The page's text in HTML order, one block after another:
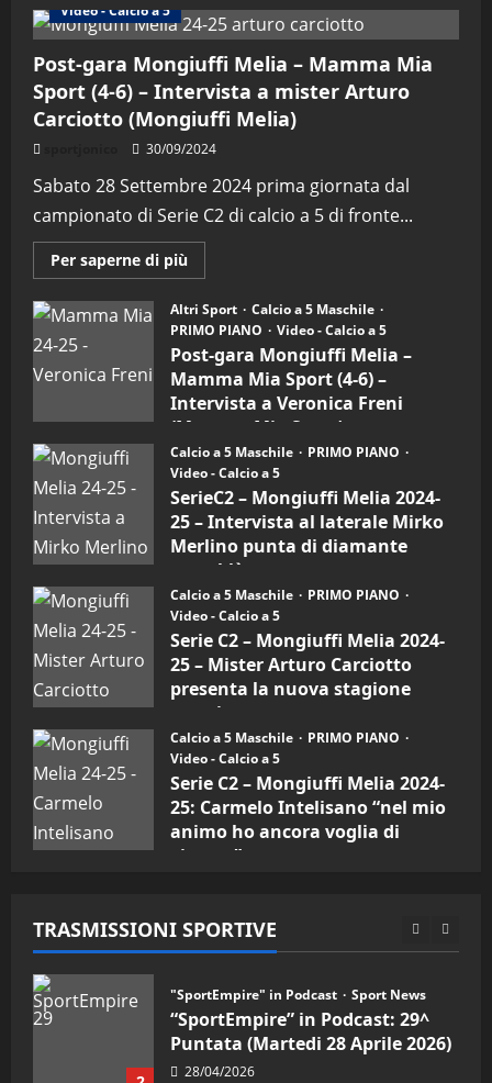
Video - Calcio a 5
Post-gara Mongiuffi Melia – Mamma Mia
Sport (4-6) – Intervista a mister Arturo
Carciotto (Mongiuffi Melia)
30/09/2024
Sabato 28 Settembre 2024 prima giornata dal
campionato di Serie C2 di calcio a 5 di fronte...
Per saperne di più
informazioni
Post-
gara
Mongiuffi
Melia
–
Mamma
Mia
Sport
(4-
6)
–
Intervista
a
mister
Arturo
Carciotto
(Mongiuffi
Melia)
Altri Sport
Calcio a 5 Maschile
PRIMO PIANO
Video - Calcio a 5
Post-gara Mongiuffi Melia –
Mamma Mia Sport (4-6) –
Intervista a Veronica Freni
(Mamma Mia Sport)
30/09/2024
Calcio a 5 Maschile
PRIMO PIANO
Video - Calcio a 5
SerieC2 – Mongiuffi Melia 2024-
25 – Intervista al laterale Mirko
Merlino punta di diamante
rossoblù
26/09/2024
Calcio a 5 Maschile
PRIMO PIANO
Video - Calcio a 5
Serie C2 – Mongiuffi Melia 2024-
25 – Mister Arturo Carciotto
presenta la nuova stagione
sportiva
11/09/2024
Calcio a 5 Maschile
PRIMO PIANO
Video - Calcio a 5
Serie C2 – Mongiuffi Melia 2024-
25: Carmelo Intelisano “nel mio
animo ho ancora voglia di
vincere”
TRASMISSIONI SPORTIVE
2
Puntata (Martedi 28 Aprile 2026)
28/04/2026
3
"SportEmpire" in Podcast
“SportEmpire” in Podcast: 28^
Puntata (Martedi 21 Aprile 2026)
21/04/2026
"SportEmpire" in Podcast
“SportEmpire” in Podcast: 27^
Puntata (Martedi 14 Aprile 2026)
15/04/2026
5
"SportEmpire" in Podcast
“SportEmpire” in Podcast: 26^
Puntata (Martedi 07 Aprile 2026)
08/04/2026
"SportEmpire" in Podcast
Puntata (Martedi 05 Maggio
2026)
08/05/2026
2
"SportEmpire" in Podcast
28/04/2026
"SportEmpire" in Podcast
“SportEmpire” in Podcast: 28^
Puntata (Martedi 21 Aprile 2026)
21/04/2026